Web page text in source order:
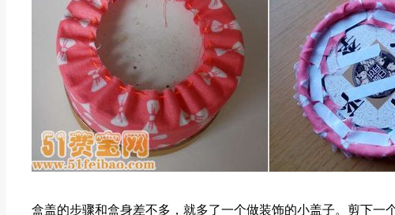
盒盖的步骤和盒身差不多，就多了一个做装饰的小盖子。剪下一